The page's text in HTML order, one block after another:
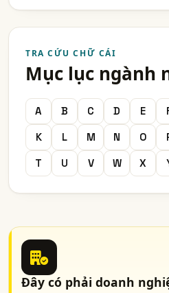
TRA CỨU CHỮ CÁI
Mục lục ngành
A B C D E
K
L M N O
T
U V W X
Đây có phải doanh